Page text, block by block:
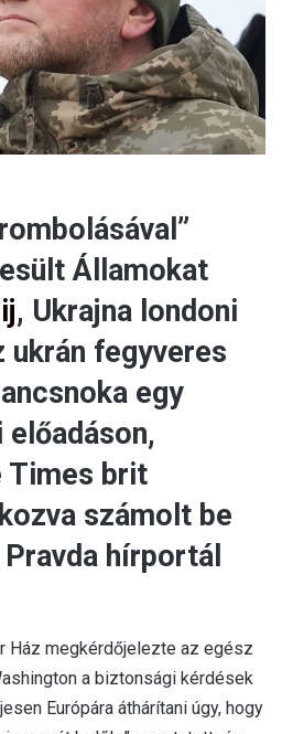
Államokat
, Ukrajna londoni
ukrán fegyveres
egy
Times brit
számolt be
hírportál
Ház megkérdőjelezte az egész
a biztonsági kérdések
Európára áthárítani úgy, hogy